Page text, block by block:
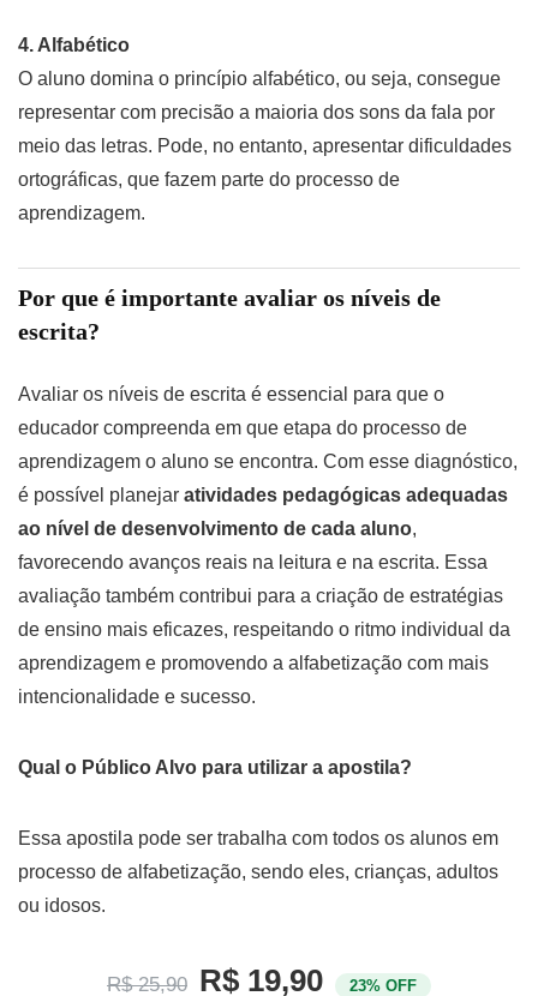
4. Alfabético
O aluno domina o princípio alfabético, ou seja, consegue
representar com precisão a maioria dos sons da fala por
meio das letras. Pode, no entanto, apresentar dificuldades
ortográficas, que fazem parte do processo de
aprendizagem.
Por que é importante avaliar os níveis de
escrita?
Avaliar os níveis de escrita é essencial para que o
educador compreenda em que etapa do processo de
aprendizagem o aluno se encontra. Com esse diagnóstico,
é possível planejar atividades pedagógicas adequadas
ao nível de desenvolvimento de cada aluno,
favorecendo avanços reais na leitura e na escrita. Essa
avaliação também contribui para a criação de estratégias
de ensino mais eficazes, respeitando o ritmo individual da
aprendizagem e promovendo a alfabetização com mais
intencionalidade e sucesso.
Qual o Público Alvo para utilizar a apostila?
Essa apostila pode ser trabalha com todos os alunos em
processo de alfabetização, sendo eles, crianças, adultos
ou idosos.
R$ 25,90 R$ 19,90 23% OFF